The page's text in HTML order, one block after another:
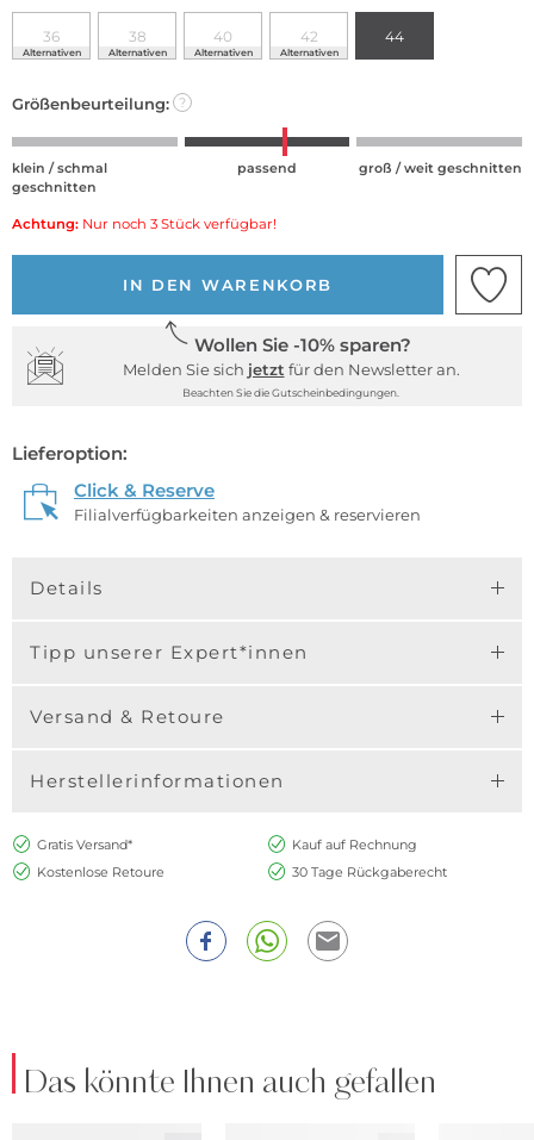
36
Alternativen
38
Alternativen
40
Alternativen
42
Alternativen
44
Größenbeurteilung: ?
klein / schmal
geschnitten
passend groß / weit geschnitten
Achtung: Nur noch 3 Stück verfügbar!
IN DEN WARENKORB
Wollen Sie -10% sparen?
Melden Sie sich jetzt für den Newsletter an.
Beachten Sie die Gutscheinbedingungen.
Lieferoption:
Click & Reserve
Filialverfügbarkeiten anzeigen & reservieren
Details
Tipp unserer Expert*innen
Versand & Retoure
Herstellerinformationen
Gratis Versand*
Kauf auf Rechnung
Kostenlose Retoure
30 Tage Rückgaberecht
Das könnte Ihnen auch gefallen